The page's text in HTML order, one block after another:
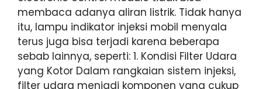
membaca adanya aliran listrik. Tidak hanya
itu, lampu indikator injeksi mobil menyala
terus juga bisa terjadi karena beberapa
sebab lainnya, seperti: 1. Kondisi Filter Udara
yang Kotor Dalam rangkaian sistem injeksi,
filter udara menjadi komponen yang cukup